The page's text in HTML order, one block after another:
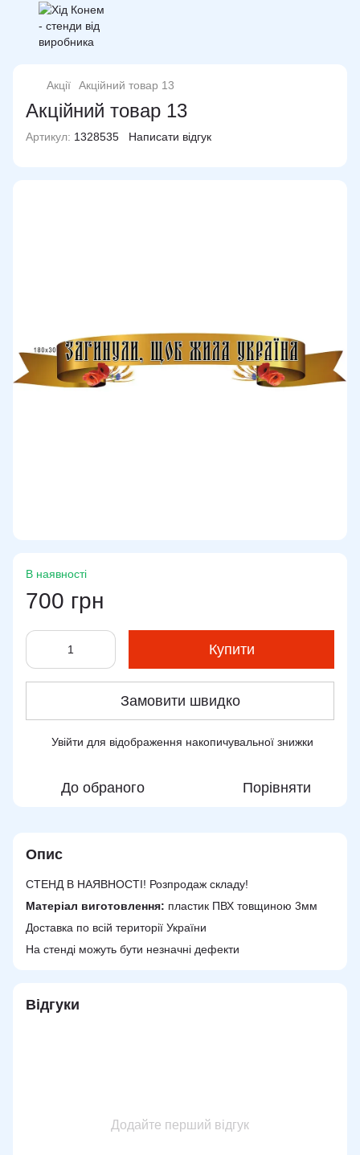
Акції Акційний товар 13
Акційний товар 13
Артикул: 1328535 Написати відгук
В наявності
700 грн
Купити
Замовити швидко
Увійти для відображення накопичувальної знижки
До обраного Порівняти
Опис
СТЕНД В НАЯВНОСТІ! Розпродаж складу!
Матеріал виготовлення: пластик ПВХ товщиною 3мм
Доставка по всій території України
На стенді можуть бути незначні дефекти
Відгуки
Додайте перший відгук